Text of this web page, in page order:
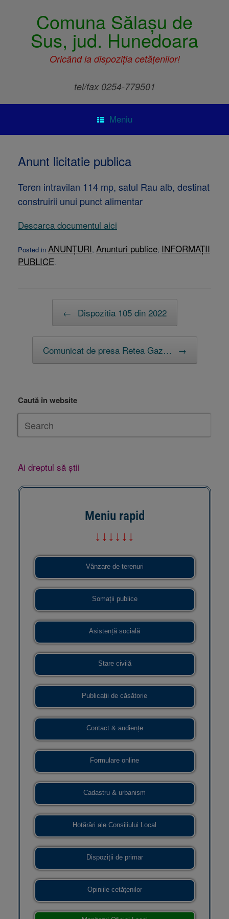
Comuna Sălașu de
Sus, jud. Hunedoara
Oricând la dispoziția cetățenilor!
tel/fax 0254-779501
Meniu
Anunt licitatie publica
Teren intravilan 114 mp, satul Rau alb, destinat
construirii unui punct alimentar
Descarca documentul aici
Posted in ANUNȚURI, Anunturi publice, INFORMAȚII
PUBLICE.
← Dispozitia 105 din 2022
Comunicat de presa Retea Gaz… →
Caută în website
Ai dreptul să știi
Meniu rapid
↓↓↓↓↓↓
Vânzare de terenuri
Somații publice
Asistență socială
Stare civilă
Publicații de căsătorie
Contact & audiențe
Formulare online
Cadastru & urbanism
Hotărâri ale Consiliului Local
Dispoziții de primar
Opiniile cetățenilor